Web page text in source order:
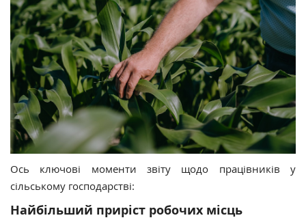
Ось ключові моменти звіту щодо працівників у
сільському господарстві:
Найбільший приріст робочих місць